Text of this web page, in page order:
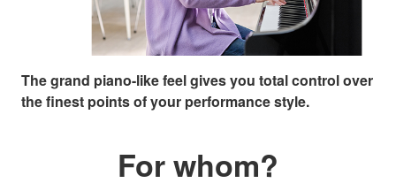
The grand piano-like feel gives you total control over
the finest points of your performance style.
For whom?